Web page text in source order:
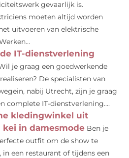
gevaarlijk is.
moeten altijd worden
uitvoeren van elektrische
IT-dienstverlening
je graag een goedwerkende
De specialisten van
nabij Utrecht, zijn je graag
complete IT-dienstverlening....
kledingwinkel uit
kei in damesmode Ben je
outfit om de show te
in een restaurant of tijdens een